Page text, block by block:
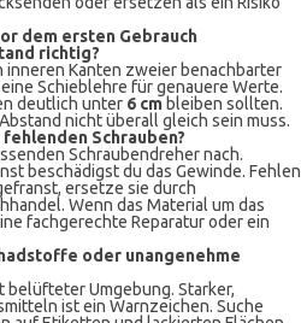
dem ersten Gebrauch
richtig?
Kanten zweier benachbarter
Schieblehre für genauere Werte.
deutlich unter 6 cm bleiben sollten.
nicht überall gleich sein muss.
Schrauben?
Schraubendreher nach.
beschädigst du das Gewinde. Fehlen
ersetze sie durch
Wenn das Material um das
fachgerechte Reparatur oder ein
oder unangenehme
belüfteter Umgebung. Starker,
ist ein Warnzeichen. Suche